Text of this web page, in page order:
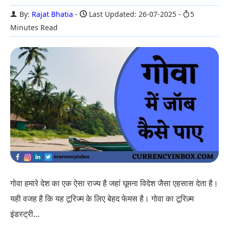
By: Rajat Bhatia Last Updated: 26-07-2025
5
Minutes Read
गोवा हमारे देश का एक ऐसा राज्य है जहां घूमना विदेश जैसा एहसास देता है।
यही वजह है कि यह टूरिज्म के लिए बेहद फेमस है। गोवा का टूरिज़्म
इंडस्ट्री...